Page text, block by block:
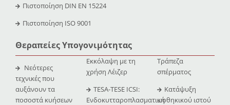
Πιστοποίηση DIN EN 15224
Πιστοποίηση ISO 9001
Θεραπείες Υπογονιμότητας
Νεότερες
τεχνικές που
αυξάνουν τα
ποσοστά κυήσεων
Εκκόλαψη με τη
χρήση Λέιζερ
TESA-TESE ICSI:
Ενδοκυτταροπλασματική
Τράπεζα
σπέρματος
Κατάψυξη
ωοθηκικού ιστού